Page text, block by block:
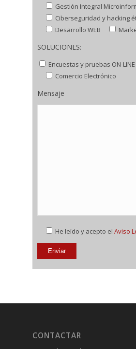
Gestión Integral
Ciberseguridad y hacking
Desarrollo WEB
SOLUCIONES:
Encuestas y pruebas ON-LINE
Comercio Electrónico
Mensaje
He leído y acepto el Aviso
CONTACTAR